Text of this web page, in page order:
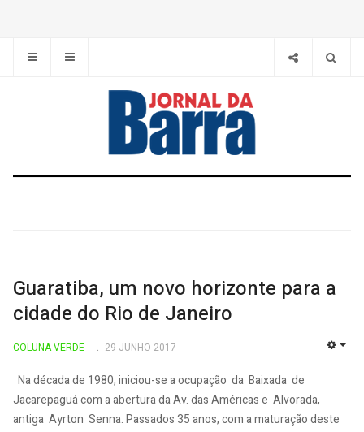
Guaratiba, um novo horizonte para a
cidade do Rio de Janeiro
COLUNA VERDE 29 JUNHO 2017
Na década de 1980, iniciou-se a ocupação da Baixada de
Jacarepaguá com a abertura da Av. das Américas e Alvorada,
antiga Ayrton Senna. Passados 35 anos, com a maturação deste